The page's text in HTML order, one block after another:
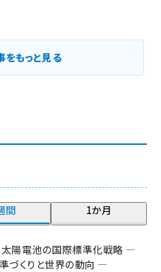
間 1か月
太陽電池の国際標準化戦略 ―
づくりと世界の動向 ―
をもっと見る